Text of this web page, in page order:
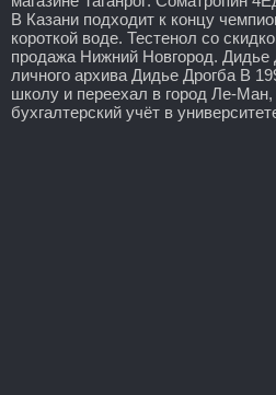
В Казани подходит к концу
короткой воде. Тестенол со
продажа Нижний Новгород. Дидье
личного архива Дидье Дрогба В
школу и переехал в город Ле-Ман,
бухгалтерский учёт в